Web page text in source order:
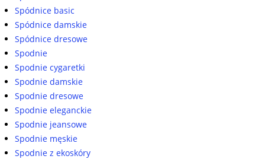
Spódnice basic
Spódnice damskie
Spódnice dresowe
Spodnie
Spodnie cygaretki
Spodnie damskie
Spodnie dresowe
Spodnie eleganckie
Spodnie jeansowe
Spodnie męskie
Spodnie z ekoskóry